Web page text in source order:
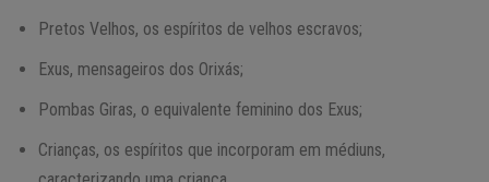
Pretos Velhos, os espíritos de velhos escravos;
Exus, mensageiros dos Orixás;
Pombas Giras, o equivalente feminino dos Exus;
Crianças, os espíritos que incorporam em médiuns,